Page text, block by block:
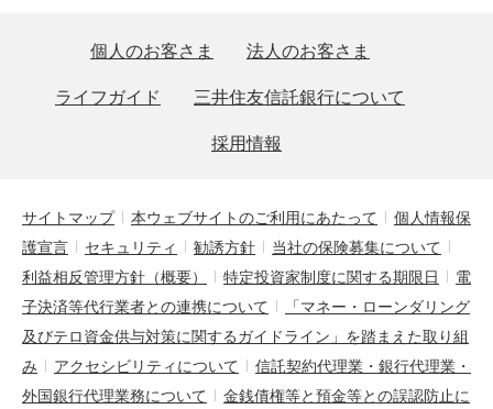
個人のお客さま
法人のお客さま
ライフガイド
三井住友信託銀行について
採用情報
サイトマップ 本ウェブサイトのご利用にあたって
個人情報保
護宣言
セキュリティ 勧誘方針
当社の保険募集について
利益相反管理方針（概要）
特定投資家制度に関する期限日
電
子決済等代行業者との連携について
「マネー・ローンダリング
及びテロ資金供与対策に関するガイドライン」を踏まえた取り組
み
アクセシビリティについて
信託契約代理業・銀行代理業・
外国銀行代理業務について
金銭債権等と預金等との誤認防止に